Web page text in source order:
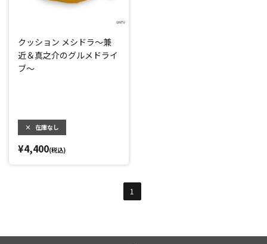
クッション メシドラ～兼
近＆真之介のグルメドライ
ブ～
× 在庫なし
¥4,400(税込)
1